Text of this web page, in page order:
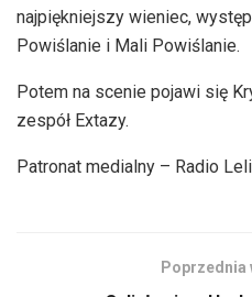
najpiękniejszy wieniec,
Powiślanie i Mali Powiślanie.
Potem na scenie pojawi się
zespół Extazy.
Patronat medialny – Radio
Poprzednia